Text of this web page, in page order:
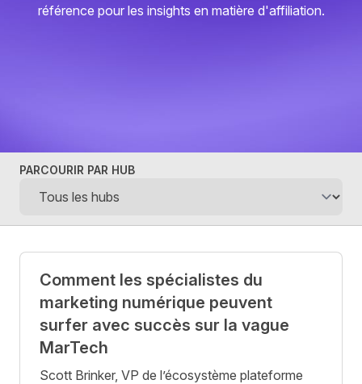
référence pour les insights en matière d'affiliation.
PARCOURIR PAR HUB
Posts
Comment les spécialistes du
marketing numérique peuvent
surfer avec succès sur la vague
MarTech
Scott Brinker, VP de l’écosystème plateforme